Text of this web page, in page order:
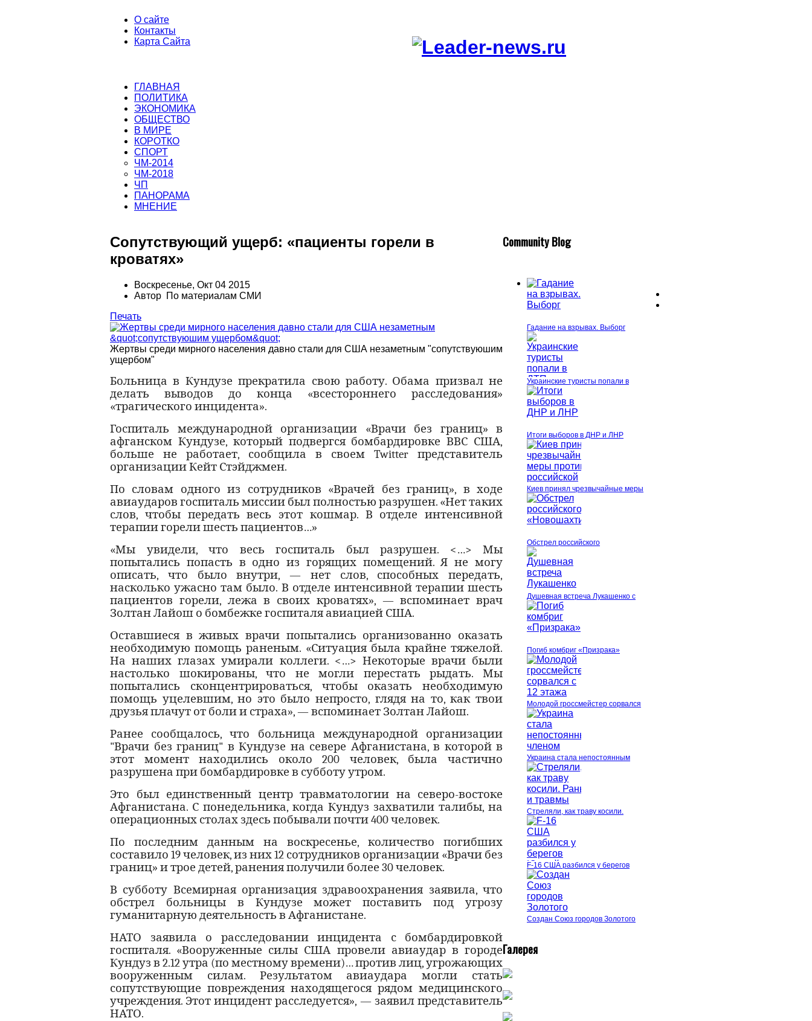
О сайте
Контакты
Карта Сайта
ГЛАВНАЯ
ПОЛИТИКА
ЭКОНОМИКА
ОБЩЕСТВО
В МИРЕ
КОРОТКО
СПОРТ
ЧМ-2014
ЧМ-2018
ЧП
ПАНОРАМА
МНЕНИЕ
Сопутствующий ущерб: «пациенты горели в
кроватях»
Воскресенье, Окт 04 2015
Автор По материалам СМИ
Печать
Жертвы среди мирного населения давно стали для США незаметным "сопутствуюшим
ущербом"
Больница в Кундузе прекратила свою работу. Обама призвал не
делать выводов до конца «всестороннего расследования»
«трагического инцидента».
Госпиталь международной организации «Врачи без границ» в
афганском Кундузе, который подвергся бомбардировке ВВС США,
больше не работает, сообщила в своем Twitter представитель
организации Кейт Стэйджмен.
По словам одного из сотрудников «Врачей без границ», в ходе
авиаударов госпиталь миссии был полностью разрушен. «Нет таких
слов, чтобы передать весь этот кошмар. В отделе интенсивной
терапии горели шесть пациентов…»
«Мы увидели, что весь госпиталь был разрушен. <…> Мы
попытались попасть в одно из горящих помещений. Я не могу
описать, что было внутри, — нет слов, способных передать,
насколько ужасно там было. В отделе интенсивной терапии шесть
пациентов горели, лежа в своих кроватях», — вспоминает врач
Золтан Лайош о бомбежке госпиталя авиацией США.
Оставшиеся в живых врачи попытались организованно оказать
необходимую помощь раненым. «Ситуация была крайне тяжелой.
На наших глазах умирали коллеги. <…> Некоторые врачи были
настолько шокированы, что не могли перестать рыдать. Мы
попытались сконцентрироваться, чтобы оказать необходимую
помощь уцелевшим, но это было непросто, глядя на то, как твои
друзья плачут от боли и страха», — вспоминает Золтан Лайош.
Ранее сообщалось, что больница международной организации
"Врачи без границ" в Кундузе на севере Афганистана, в которой в
этот момент находились около 200 человек, была частично
разрушена при бомбардировке в субботу утром.
Это был единственный центр травматологии на северо-востоке
Афганистана. С понедельника, когда Кундуз захватили талибы, на
операционных столах здесь побывали почти 400 человек.
По последним данным на воскресенье, количество погибших
составило 19 человек, из них 12 сотрудников организации «Врачи без
границ» и трое детей, ранения получили более 30 человек.
В субботу Всемирная организация здравоохранения заявила, что
обстрел больницы в Кундузе может поставить под угрозу
гуманитарную деятельность в Афганистане.
НАТО заявила о расследовании инцидента с бомбардировкой
госпиталя. «Вооруженные силы США провели авиаудар в городе
Кундуз в 2.12 утра (по местному времени)… против лиц, угрожающих
вооруженным силам. Результатом авиаудара могли стать
сопутствующие повреждения находящегося рядом медицинского
учреждения. Этот инцидент расследуется», — заявил представитель
НАТО.
Community Blog
Гадание на взрывах. Выборг
Украинские туристы попали в
Итоги выборов в ДНР и ЛНР
Киев принял чрезвычайные меры
Обстрел российского
Душевная встреча Лукашенко с
Погиб комбриг «Призрака»
Молодой гроссмейстер сорвался
Украина стала непостоянным
Стреляли, как траву косили.
F-16 США разбился у берегов
Создан Союз городов Золотого
Галерея